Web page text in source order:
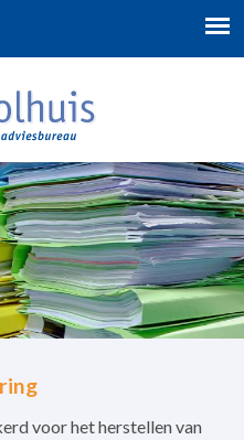
voor het herstellen van